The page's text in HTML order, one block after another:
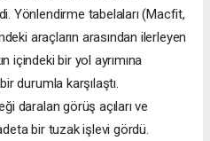
Yönlendirme tabelaları (Macfit,
araçların arasından ilerleyen
içindeki bir yol ayrımına
durumla karşılaştı.
daralan görüş açıları ve
bir tuzak işlevi gördü.